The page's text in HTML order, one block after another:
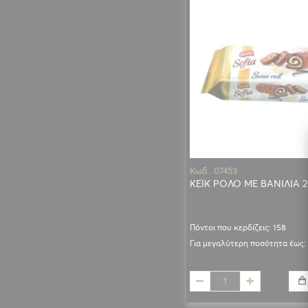
Κωδ.: 07453
ΚΕΪΚ ΡΟΛΟ ΜΕ ΒΑΝΙΛΙΑ
Πόντοι που κερδίζεις: 158
Για μεγαλύτερη ποσότητα έως: